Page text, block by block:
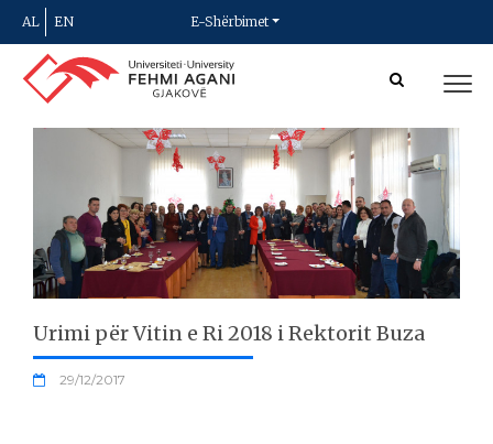
AL EN E-Shërbimet
Urimi për Vitin e Ri 2018 i Rektorit Buza
29/12/2017